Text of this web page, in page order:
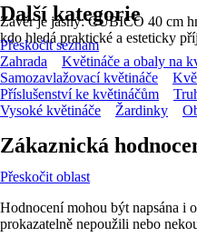
Závěr je jasný: CUBICO 40 cm
kdo hledá praktické a esteticky
Další kategorie
Přeskočit seznam
Zahrada
Květináče a obaly na
Samozavlažovací květináče
Příslušenství ke květináčům
Vysoké květináče
Žardinky
Zákaznická
Přeskočit oblast
Hodnocení mohou být napsána i
prokazatelně nepoužili nebo